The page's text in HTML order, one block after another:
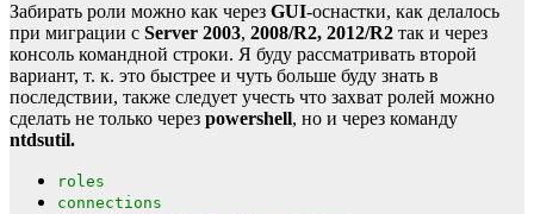
Забирать роли можно как через GUI-оснастки, как делалось
при миграции с Server 2003, 2008/R2, 2012/R2 так и через
консоль командной строки. Я буду рассматривать второй
вариант, т. к. это быстрее и чуть больше буду знать в
последствии, также следует учесть что захват ролей можно
сделать не только через powershell, но и через команду
ntdsutil.
roles
connections